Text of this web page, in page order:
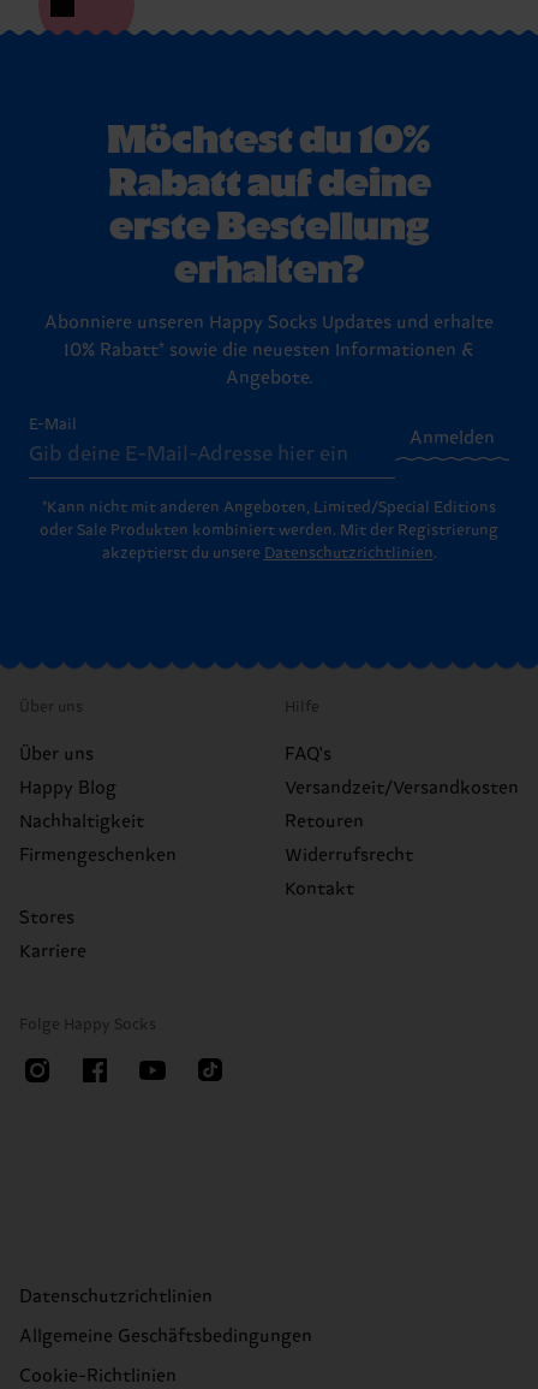
Möchtest du 10%
Rabatt auf deine
erste Bestellung
erhalten?
Abonniere unseren Happy Socks Updates und erhalte
10% Rabatt* sowie die neuesten Informationen &
Angebote.
E-Mail
Anmelden
*Kann nicht mit anderen Angeboten, Limited/Special Editions
oder Sale Produkten kombiniert werden. Mit der Registrierung
akzeptierst du unsere Datenschutzrichtlinien.
Über uns
Über uns
Happy Blog
Nachhaltigkeit
Firmengeschenken
Stores
Karriere
Hilfe
FAQ's
Versandzeit/Versandkosten
Retouren
Widerrufsrecht
Kontakt
Folge Happy Socks
Datenschutzrichtlinien
Allgemeine Geschäftsbedingungen
Cookie-Richtlinien